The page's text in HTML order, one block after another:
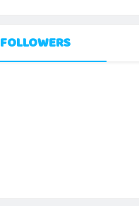
FOLLOWERS